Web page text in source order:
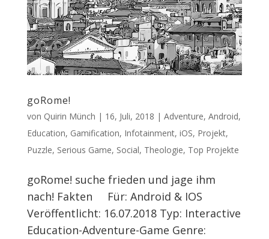
goRome!
von Quirin Münch | 16, Juli, 2018 | Adventure, Android,
Education, Gamification, Infotainment, iOS, Projekt,
Puzzle, Serious Game, Social, Theologie, Top Projekte
goRome! suche frieden und jage ihm
nach! Fakten Für: Android & IOS
Veröffentlicht: 16.07.2018 Typ: Interactive
Education-Adventure-Game Genre: